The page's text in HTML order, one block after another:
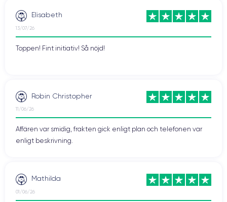
Elisabeth
13/07/26
Toppen! Fint initiativ! Så nöjd!
Robin Christopher
11/06/26
Affären var smidig, frakten gick enligt plan och telefonen var
enligt beskrivning.
Mathilda
01/06/26